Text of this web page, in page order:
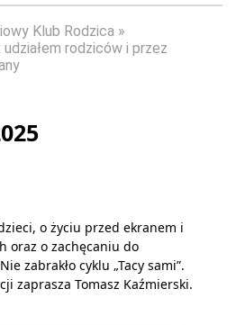
Klub Rodzica
rodziców i przez
o życiu przed ekranem i
oraz o zachęcaniu do
zabrakło cyklu „Tacy sami”.
zaprasza Tomasz Kaźmierski.